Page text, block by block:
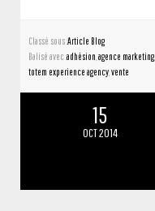
Classé sous :Article Blog
Balisé avec :adhésion agence marketing,
totem experience agency, vente
15
OCT 2014